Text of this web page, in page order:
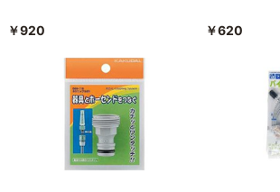
￥920 ￥620